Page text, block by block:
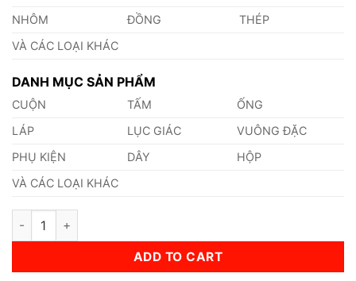
NHÔM
ĐỒNG
THÉP
VÀ CÁC LOẠI KHÁC
DANH MỤC SẢN PHẨM
CUỘN TẤM
ỐNG
LÁP
LỤC GIÁC
VUÔNG ĐẶC
PHỤ KIỆN
DÂY
HỘP
VÀ CÁC LOẠI KHÁC
Tấm Inox 403 195mm quantity
ADD TO CART